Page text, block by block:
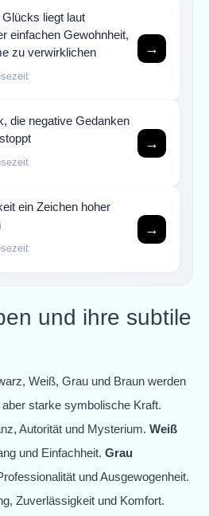
liegt laut
einfachen Gewohnheit,
zu verwirklichen
→
die negative Gedanken
→
ein Zeichen hoher
→
und ihre subtile
Weiß, Grau und Braun werden
starke symbolische Kraft.
Autorität und Mysterium. Weiß
und Einfachheit. Grau
und Ausgewogenheit.
Zuverlässigkeit und Komfort.